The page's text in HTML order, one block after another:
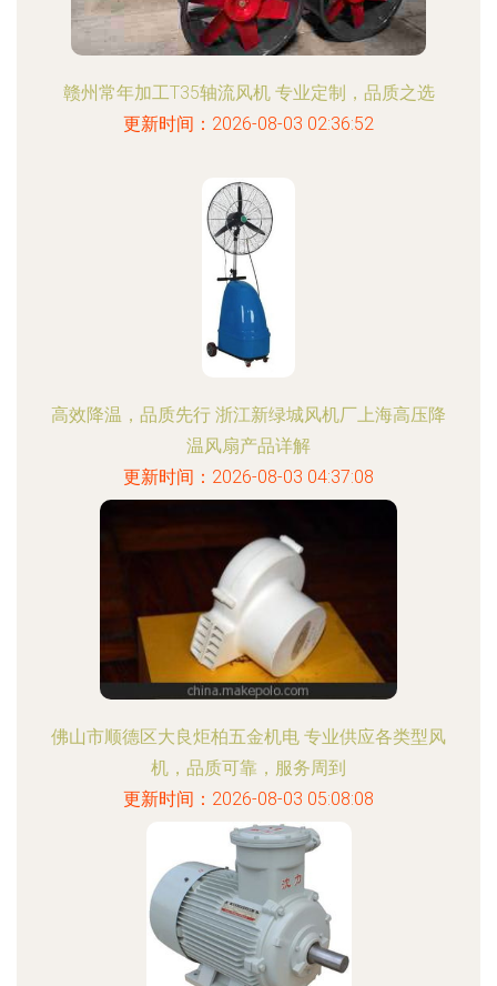
赣州常年加工T35轴流风机 专业定制，品质之选
更新时间：2026-08-03 02:36:52
高效降温，品质先行 浙江新绿城风机厂上海高压降
温风扇产品详解
更新时间：2026-08-03 04:37:08
佛山市顺德区大良炬柏五金机电 专业供应各类型风
机，品质可靠，服务周到
更新时间：2026-08-03 05:08:08